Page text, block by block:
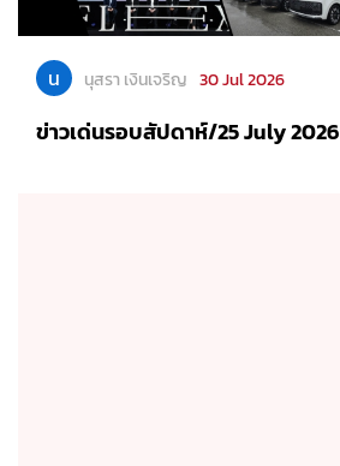
น นุสรา เงินเจริญ 30 Jul 2026
ข่าวเด่นรอบสัปดาห์/25 July 2026